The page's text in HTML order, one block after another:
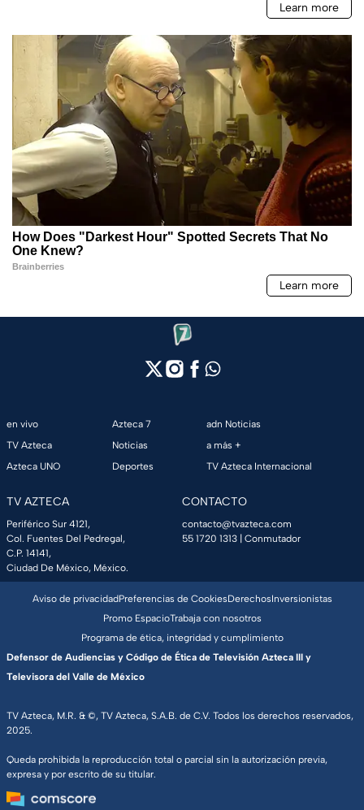
en vivo
TV Azteca
Azteca UNO
Azteca 7
Noticias
Deportes
adn Noticias
a más +
TV Azteca Internacional
TV AZTECA
Periférico Sur 4121,
Col. Fuentes Del Pedregal,
C.P. 14141,
Ciudad De México, México.
CONTACTO
contacto@tvazteca.com
55 1720 1313 | Conmutador
TV Azteca, M.R. & ©, TV Azteca, S.A.B. de C.V. Todos los derechos reservados,
2025.
Queda prohibida la reproducción total o parcial sin la autorización previa,
expresa y por escrito de su titular.
Aviso de privacidadPreferencias de CookiesDerechosInversionistas
Promo EspacioTrabaja con nosotros
Programa de ética, integridad y cumplimiento
Defensor de Audiencias y Código de Ética de Televisión Azteca III y
Televisora del Valle de México